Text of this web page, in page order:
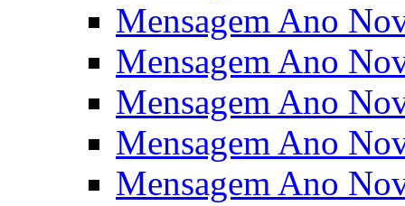
Mensagem Ano
Mensagem Ano
Mensagem Ano
Mensagem Ano
Mensagem Ano